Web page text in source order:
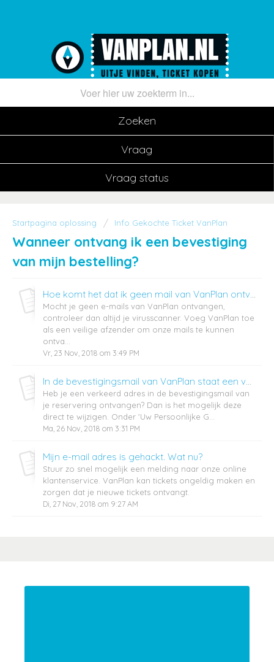
Zoeken
Vraag
Vraag status
Startpagina oplossing Info Gekochte Ticket VanPlan
Wanneer ontvang ik een bevestiging
van mijn bestelling?
Mocht je geen e-mails van VanPlan ontvangen,
controleer dan altijd je virusscanner. Voeg VanPlan toe
als een veilige afzender om onze mails te kunnen
ontva...
Vr, 23 Nov, 2018 om 3:49 PM
Heb je een verkeerd adres in de bevestigingsmail van
je reservering ontvangen? Dan is het mogelijk deze
direct te wijzigen. Onder 'Uw Persoonlijke G...
Ma, 26 Nov, 2018 om 3:31 PM
Mijn e-mail adres is gehackt. Wat nu?
Stuur zo snel mogelijk een melding naar onze online
klantenservice. VanPlan kan tickets ongeldig maken en
zorgen dat je nieuwe tickets ontvangt.
Di, 27 Nov, 2018 om 9:27 AM